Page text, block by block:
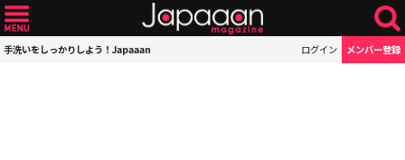
手洗いをしっかりしよう！Japaaan ログイン メンバー登録